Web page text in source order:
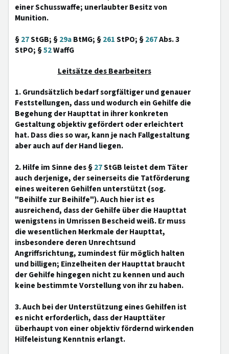
einer Schusswaffe; unerlaubter Besitz von
Munition.
§27StGB; §29aBtMG; §261StPO; §267Abs. 3
StPO; §52WaffG
Leitsätze des Bearbeiters
1. Grundsätzlich bedarf sorgfältiger und genauer
Feststellungen, dass und wodurch ein Gehilfe die
Begehung der Haupttat in ihrer konkreten
Gestaltung objektiv gefördert oder erleichtert
hat. Dass dies so war, kann je nach Fallgestaltung
aber auch auf der Hand liegen.
2. Hilfe im Sinne des §27StGB leistet dem Täter
auch derjenige, der seinerseits die Tatförderung
eines weiteren Gehilfen unterstützt (sog.
"Beihilfe zur Beihilfe"). Auch hier ist es
ausreichend, dass der Gehilfe über die Haupttat
wenigstens in Umrissen Bescheid weiß. Er muss
die wesentlichen Merkmale der Haupttat,
insbesondere deren Unrechtsund
Angriffsrichtung, zumindest für möglich halten
und billigen; Einzelheiten der Haupttat braucht
der Gehilfe hingegen nicht zu kennen und auch
keine bestimmte Vorstellung von ihr zu haben.
3. Auch bei der Unterstützung eines Gehilfen ist
es nicht erforderlich, dass der Haupttäter
überhaupt von einer objektiv fördernd wirkenden
Hilfeleistung Kenntnis erlangt.